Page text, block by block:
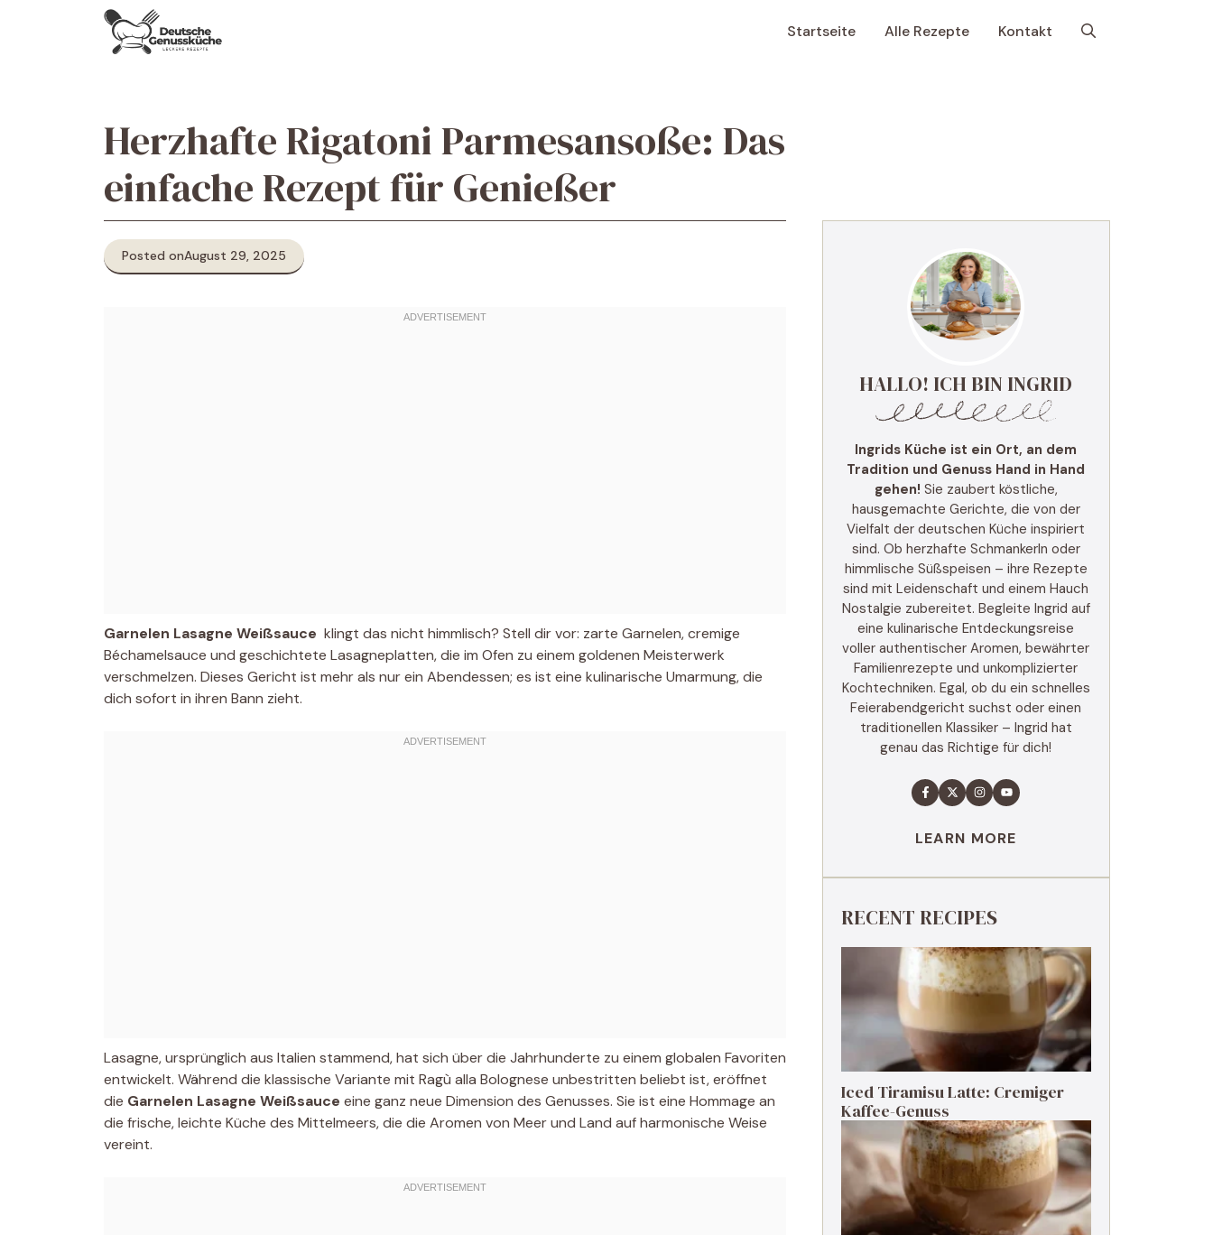
Startseite Alle Rezepte Kontakt
Herzhafte Rigatoni Parmesansoße: Das
einfache Rezept für Genießer
Posted onAugust 29, 2025
Garnelen Lasagne Weißsauce  klingt das nicht himmlisch? Stell dir vor: zarte Garnelen, cremige
Béchamelsauce und geschichtete Lasagneplatten, die im Ofen zu einem goldenen Meisterwerk
verschmelzen. Dieses Gericht ist mehr als nur ein Abendessen; es ist eine kulinarische Umarmung, die
dich sofort in ihren Bann zieht.
Lasagne, ursprünglich aus Italien stammend, hat sich über die Jahrhunderte zu einem globalen Favoriten
entwickelt. Während die klassische Variante mit Ragù alla Bolognese unbestritten beliebt ist, eröffnet
die Garnelen Lasagne Weißsauce eine ganz neue Dimension des Genusses. Sie ist eine Hommage an
die frische, leichte Küche des Mittelmeers, die die Aromen von Meer und Land auf harmonische Weise
vereint.
HALLO! ICH BIN INGRID
Ingrids Küche ist ein Ort, an dem
Tradition und Genuss Hand in Hand
gehen! Sie zaubert köstliche,
hausgemachte Gerichte, die von der
Vielfalt der deutschen Küche inspiriert
sind. Ob herzhafte Schmankerln oder
himmlische Süßspeisen – ihre Rezepte
sind mit Leidenschaft und einem Hauch
Nostalgie zubereitet. Begleite Ingrid auf
eine kulinarische Entdeckungsreise
voller authentischer Aromen, bewährter
Familienrezepte und unkomplizierter
Kochtechniken. Egal, ob du ein schnelles
Feierabendgericht suchst oder einen
traditionellen Klassiker – Ingrid hat
genau das Richtige für dich!
LEARN MORE
RECENT RECIPES
Iced Tiramisu Latte: Cremiger
Kaffee-Genuss